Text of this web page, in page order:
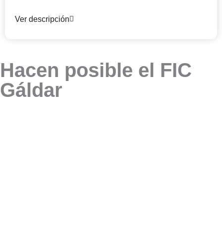
Ver descripción
Hacen posible el FIC
Gáldar